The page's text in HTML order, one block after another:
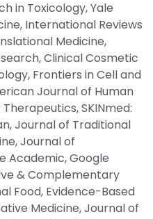
in Toxicology, Yale
International Reviews
Medicine,
Clinical Cosmetic
Frontiers in Cell and
Journal of Human
SKINmed:
Journal of Traditional
Journal of
Academic, Google
& Complementary
Food, Evidence-Based
Medicine, Journal of